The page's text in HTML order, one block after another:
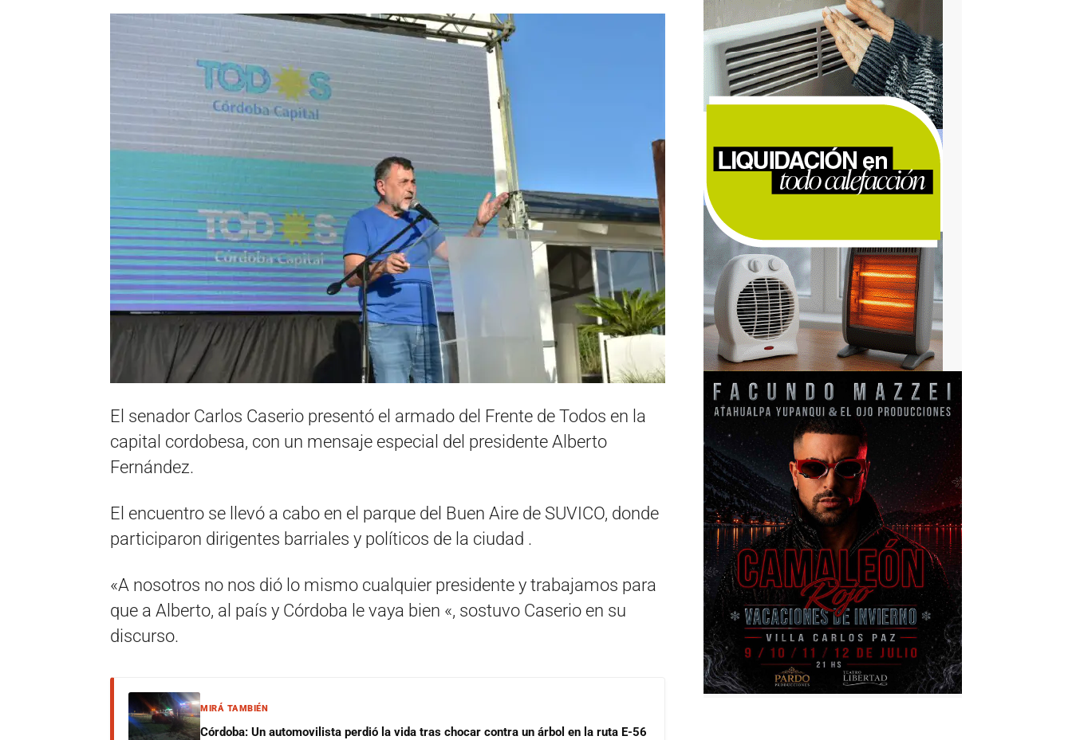
El senador Carlos Caserio presentó el armado del Frente de Todos en la
capital cordobesa, con un mensaje especial del presidente Alberto
Fernández.
El encuentro se llevó a cabo en el parque del Buen Aire de SUVICO, donde
participaron dirigentes barriales y políticos de la ciudad .
«A nosotros no nos dió lo mismo cualquier presidente y trabajamos para
que a Alberto, al país y Córdoba le vaya bien «, sostuvo Caserio en su
discurso.
MIRÁ TAMBIÉN
Córdoba: Un automovilista perdió la vida tras chocar contra un árbol en la ruta E-56